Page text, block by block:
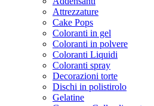
Attrezzature
Cake Pops
Coloranti in gel
Coloranti in polvere
Coloranti Liquidi
Coloranti spray
Decorazioni torte
Dischi in polistirolo
Gelatine